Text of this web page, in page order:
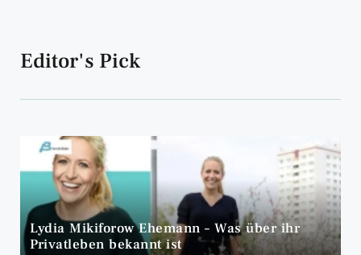
Editor's Pick
Lydia Mikiforow Ehemann – Was über ihr
Privatleben bekannt ist